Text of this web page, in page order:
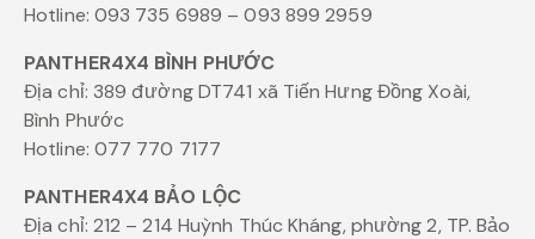
Hotline: 093 735 6989 – 093 899 2959
PANTHER4X4 BÌNH PHƯỚC
Địa chỉ: 389 đường DT741 xã Tiến Hưng Đồng Xoài,
Bình Phước
Hotline: 077 770 7177
PANTHER4X4 BẢO LỘC
Địa chỉ: 212 – 214 Huỳnh Thúc Kháng, phường 2, TP. Bảo